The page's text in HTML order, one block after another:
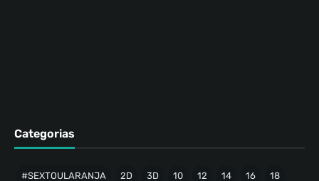
Categorias
#SEXTOULARANJA 2D 3D 10 12 14 16 18